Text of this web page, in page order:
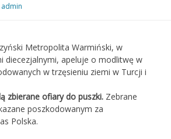
admin
Metropolita Warmiński, w
diecezjalnymi, apeluje o modlitwę w
w trzęsieniu ziemi w Turcji i
zbierane ofiary do puszki. Zebrane
poszkodowanym za
Polska.